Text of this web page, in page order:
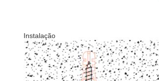
Instalação